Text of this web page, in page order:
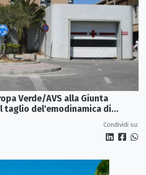
Verde/AVS alla Giunta
taglio del'emodinamica di
Condividi su: